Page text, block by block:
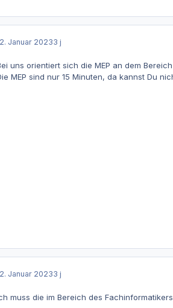
Januar 20233 j
uns orientiert sich die MEP an dem
MEP sind nur 15 Minuten, da kannst Du
Januar 20233 j
muss die im Bereich des